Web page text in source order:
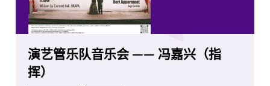
演艺管乐队音乐会 —— 冯嘉兴（指
挥）